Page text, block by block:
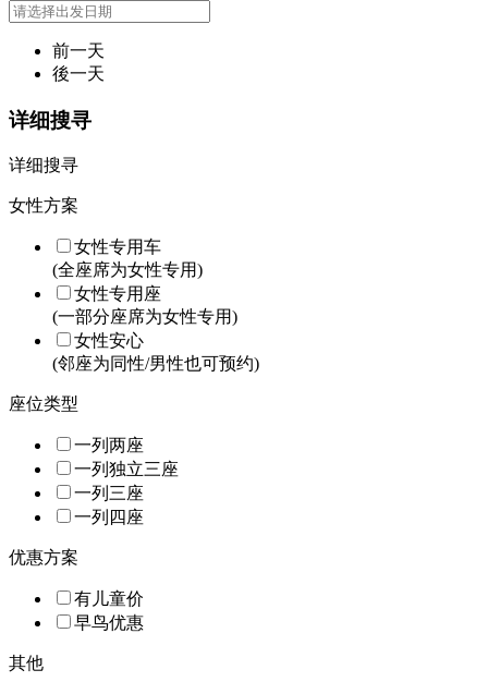
前一天
後一天
详细搜寻
详细搜寻
女性方案
女性专用车
(全座席为女性专用)
女性专用座
(一部分座席为女性专用)
女性安心
(邻座为同性/男性也可预约)
座位类型
一列两座
一列独立三座
一列三座
一列四座
优惠方案
有儿童价
早鸟优惠
其他